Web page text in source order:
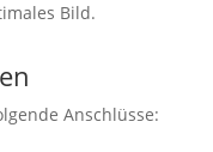
Bild.
Anschlüsse: